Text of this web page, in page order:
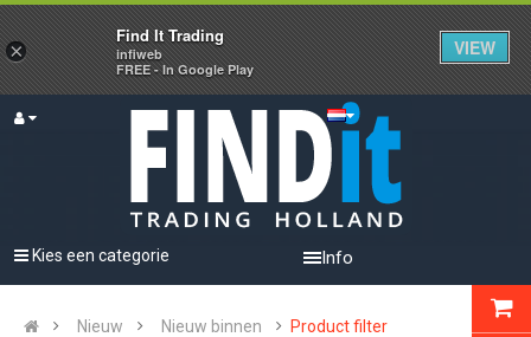
Info
Kies een categorie
Nieuw Nieuw binnen Product filter
×
Find It Trading
infiweb
FREE - In Google Play
VIEW